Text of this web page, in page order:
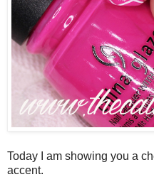
Today I am showing you a
accent.